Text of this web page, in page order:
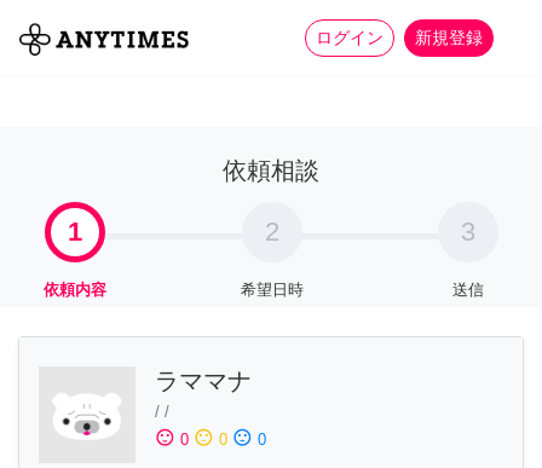
ログイン 新規登録
全て 家事 more_horiz
依頼相談
1
依頼内容
2
希望日時
3
送信
ラママナ
/ /
sentiment_satisfied 0 sentiment_neutral 0 sentiment_dissatisfied 0